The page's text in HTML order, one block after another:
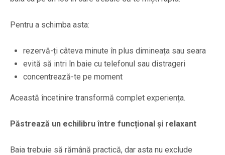
Pentru a schimba asta:
rezervă-ți câteva minute în plus dimineața sau seara
evită să intri în baie cu telefonul sau distrageri
concentrează-te pe moment
Această încetinire transformă complet experiența.
Păstrează un echilibru între funcțional și relaxant
Baia trebuie să rămână practică, dar asta nu exclude